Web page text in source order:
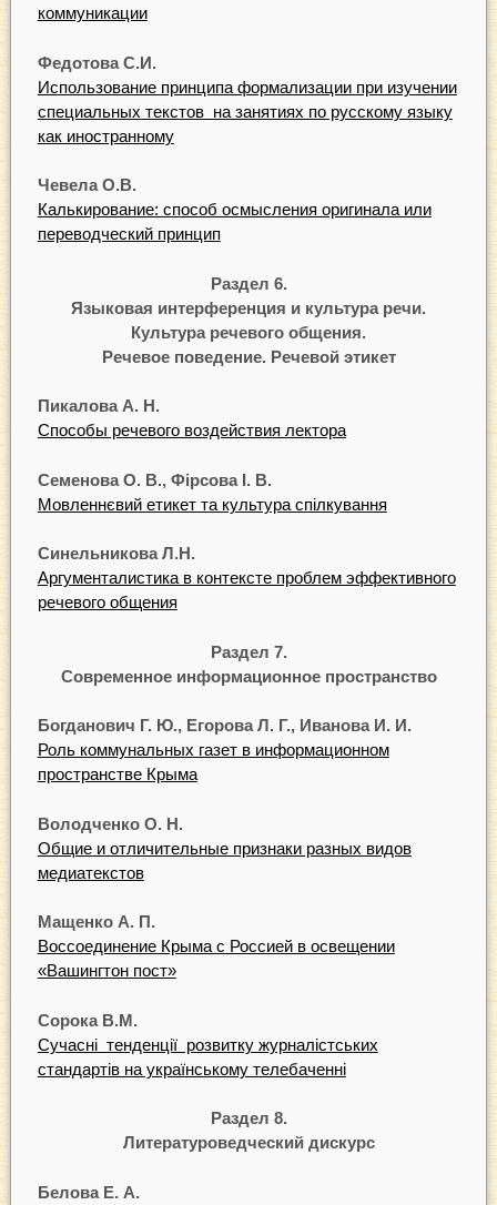
коммуникации
Федотова С.И.
Использование принципа формализации при изучении
специальных текстов на занятиях по русскому языку
как иностранному
Чевела О.В.
Калькирование: способ осмысления оригинала или
переводческий принцип
Раздел 6.
Языковая интерференция и культура речи.
Культура речевого общения.
Речевое поведение. Речевой этикет
Пикалова А. Н.
Способы речевого воздействия лектора
Семенова О. В., Фірсова І. В.
Мовленнєвий етикет та культура спілкування
Синельникова Л.Н.
Аргументалистика в контексте проблем эффективного
речевого общения
Раздел 7.
Современное информационное пространство
Богданович Г. Ю., Егорова Л. Г., Иванова И. И.
Роль коммунальных газет в информационном
пространстве Крыма
Володченко О. Н.
Общие и отличительные признаки разных видов
медиатекстов
Мащенко А. П.
Воссоединение Крыма с Россией в освещении
«Вашингтон пост»
Сорока В.М.
Сучасні тенденції розвитку журналістських
стандартів на українському телебаченні
Раздел 8.
Литературоведческий дискурс
Белова Е. А.